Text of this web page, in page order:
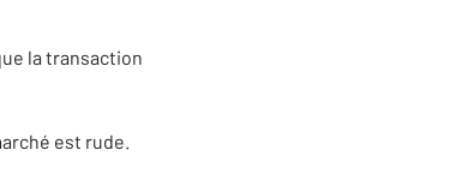
la transaction
est rude.